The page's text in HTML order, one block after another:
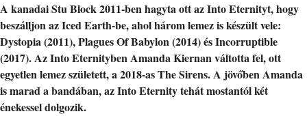
A kanadai Stu Block 2011-ben hagyta ott az Into Eternityt, hogy
beszálljon az Iced Earth-be, ahol három lemez is készült vele:
Dystopia (2011), Plagues Of Babylon (2014) és Incorruptible
(2017). Az Into Eternityben Amanda Kiernan váltotta fel, ott
egyetlen lemez született, a 2018-as The Sirens. A jövőben Amanda
is marad a bandában, az Into Eternity tehát mostantól két
énekessel dolgozik.